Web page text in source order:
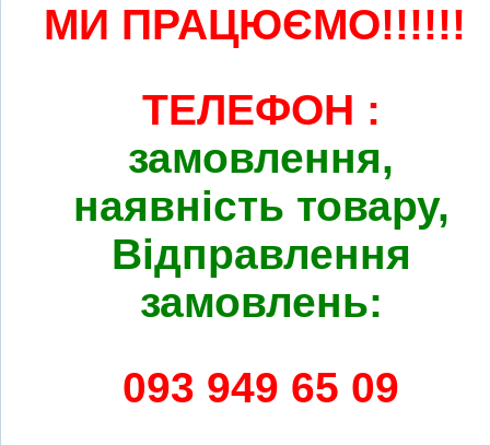
МИ ПРАЦЮЄМО!!!!!!
ТЕЛЕФОН :
замовлення,
наявність товару,
Відправлення
замовлень:
093 949 65 09